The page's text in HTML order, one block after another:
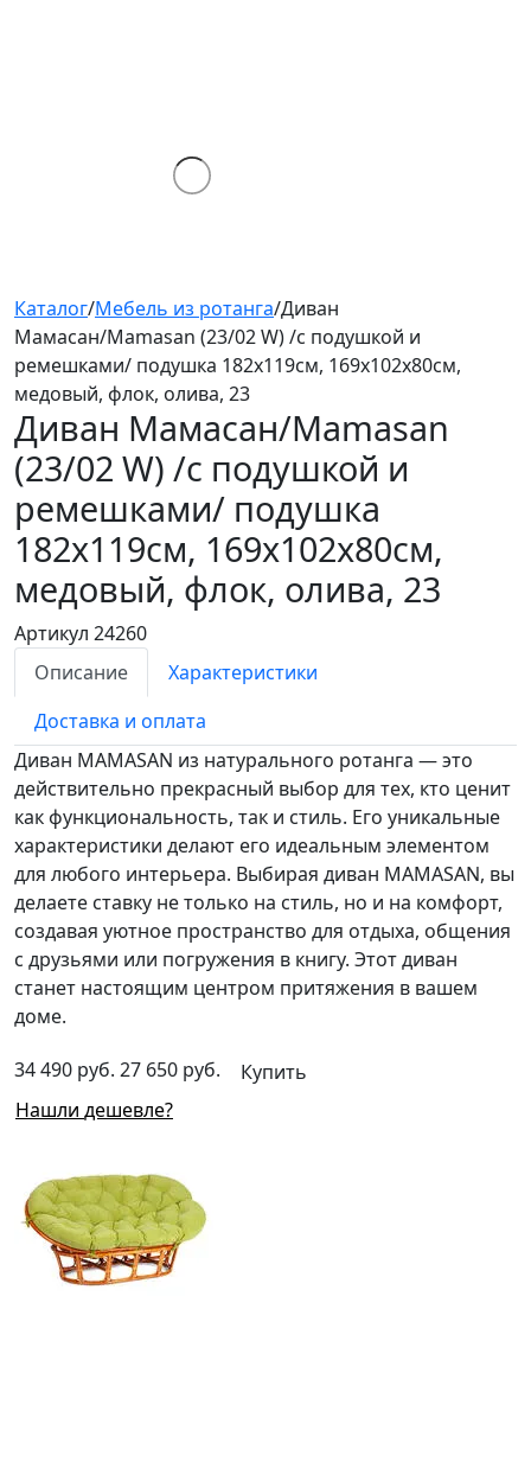
Каталог/Мебель из ротанга/Диван
Мамасан/Mamasan (23/02 W) /с подушкой и
ремешками/ подушка 182х119см, 169х102х80см,
медовый, флок, олива, 23
Диван Мамасан/Mamasan
(23/02 W) /с подушкой и
ремешками/ подушка
182х119см, 169х102х80см,
медовый, флок, олива, 23
Артикул 24260
Описание
Характеристики
Доставка и оплата
Диван MAMASAN из натурального ротанга — это
действительно прекрасный выбор для тех, кто ценит
как функциональность, так и стиль. Его уникальные
характеристики делают его идеальным элементом
для любого интерьера. Выбирая диван MAMASAN, вы
делаете ставку не только на стиль, но и на комфорт,
создавая уютное пространство для отдыха, общения
с друзьями или погружения в книгу. Этот диван
станет настоящим центром притяжения в вашем
доме.
34 490 руб. 27 650 руб.
Купить
Нашли дешевле?